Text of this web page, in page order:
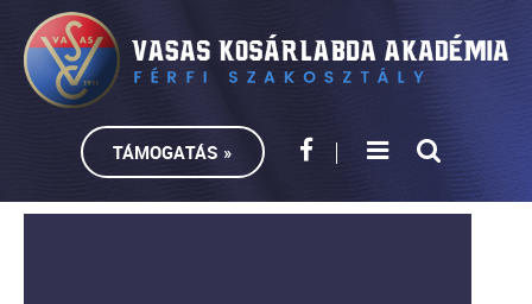
TÁMOGATÁS »